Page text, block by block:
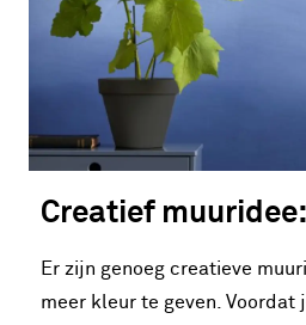
Creatief
Er zijn genoeg creatieve
meer kleur te geven. Voordat